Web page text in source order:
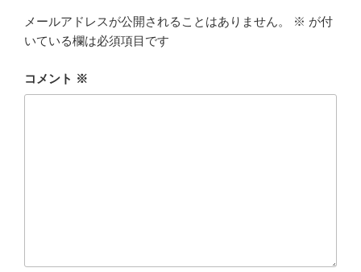
メールアドレスが公開されることはありません。 ※ が付
いている欄は必須項目です
コメント ※